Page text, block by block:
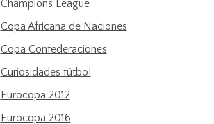
Champions League
Copa Africana de Naciones
Copa Confederaciones
Curiosidades fútbol
Eurocopa 2012
Eurocopa 2016